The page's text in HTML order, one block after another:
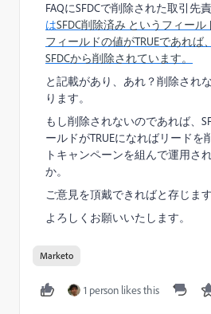
FAQにSFDCで削除された取引先
はSFDC削除済み というフィー
フィールドの値がTRUEであれば
SFDCから削除されています。
と記載があり、あれ？削除され
ります。
もし削除されないのであれば、
ールドがTRUEになればリードを
トキャンペーンを組んで運用さ
か。
ご意見を頂戴できればと存じます
よろしくお願いいたします。
Marketo
1 person likes this